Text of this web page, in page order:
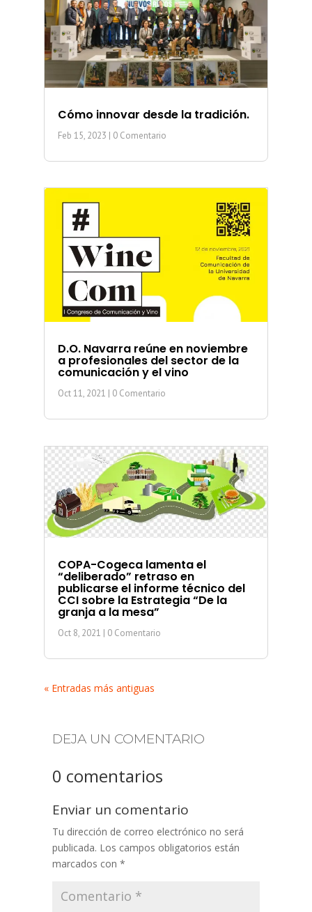
Cómo innovar desde la tradición.
Feb 15, 2023 | 0 Comentario
D.O. Navarra reúne en noviembre
a profesionales del sector de la
comunicación y el vino
Oct 11, 2021 | 0 Comentario
COPA-Cogeca lamenta el
“deliberado” retraso en
publicarse el informe técnico del
CCI sobre la Estrategia “De la
granja a la mesa”
Oct 8, 2021 | 0 Comentario
« Entradas más antiguas
DEJA UN COMENTARIO
0 comentarios
Enviar un comentario
Tu dirección de correo electrónico no será
publicada. Los campos obligatorios están
marcados con *